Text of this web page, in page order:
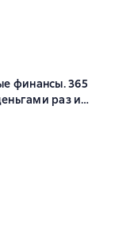
0 оценок
финансы. 365
раз и
0 оценок